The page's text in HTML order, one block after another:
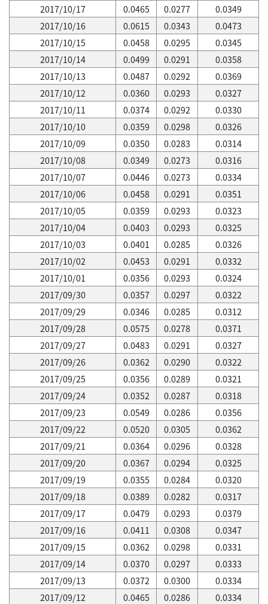
2017/10/17
0.0465 0.0277
0.0349
2017/10/16
0.0615 0.0343
0.0473
2017/10/15
0.0458 0.0295
0.0345
2017/10/14
0.0499 0.0291
0.0358
2017/10/13
0.0487 0.0292
0.0369
2017/10/12
0.0360 0.0293
0.0327
2017/10/11
0.0374 0.0292
0.0330
2017/10/10
0.0359 0.0298
0.0326
2017/10/09
0.0350 0.0283
0.0314
2017/10/08
0.0349 0.0273
0.0316
2017/10/07
0.0446 0.0273
0.0334
2017/10/06
0.0458 0.0291
0.0351
2017/10/05
0.0359 0.0293
0.0323
2017/10/04
0.0403 0.0293
0.0325
2017/10/03
0.0401 0.0285
0.0326
2017/10/02
0.0453 0.0291
0.0332
2017/10/01
0.0356 0.0293
0.0324
2017/09/30
0.0357 0.0297
0.0322
2017/09/29
0.0346 0.0285
0.0312
2017/09/28
0.0575 0.0278
0.0371
2017/09/27
0.0483 0.0291
0.0327
2017/09/26
0.0362 0.0290
0.0322
2017/09/25
0.0356 0.0289
0.0321
2017/09/24
0.0352 0.0287
0.0318
2017/09/23
0.0549 0.0286
0.0356
2017/09/22
0.0520 0.0305
0.0362
2017/09/21
0.0364 0.0296
0.0328
2017/09/20
0.0367 0.0294
0.0325
2017/09/19
0.0355 0.0284
0.0320
2017/09/18
0.0389 0.0282
0.0317
2017/09/17
0.0479 0.0293
0.0379
2017/09/16
0.0411 0.0308
0.0347
2017/09/15
0.0362 0.0298
0.0331
2017/09/14
0.0370 0.0297
0.0333
2017/09/13
0.0372 0.0300
0.0334
2017/09/12
0.0465 0.0286 0.0334